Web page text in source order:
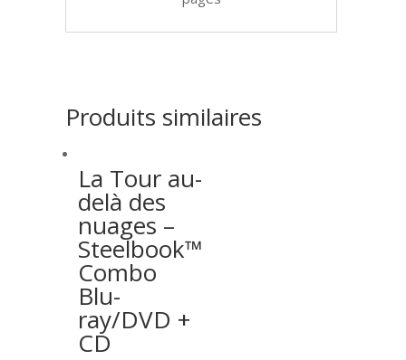
Produits similaires
La Tour au-
delà des
nuages –
Steelbook™
Combo
Blu-
ray/DVD +
CD